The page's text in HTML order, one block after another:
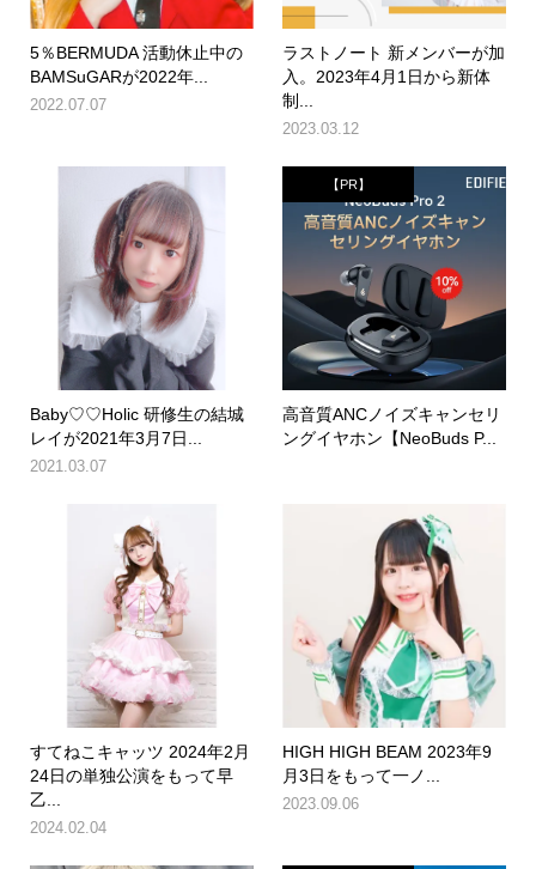
5％BERMUDA 活動休止中の
BAMSuGARが2022年...
2022.07.07
ラストノート 新メンバーが加
入。2023年4月1日から新体
制...
2023.03.12
Baby♡♡Holic 研修生の結城
レイが2021年3月7日...
2021.03.07
【PR】
高音質ANCノイズキャンセリ
ングイヤホン【NeoBuds P...
すてねこキャッツ 2024年2月
24日の単独公演をもって早
乙...
2024.02.04
HIGH HIGH BEAM 2023年9
月3日をもって一ノ...
2023.09.06